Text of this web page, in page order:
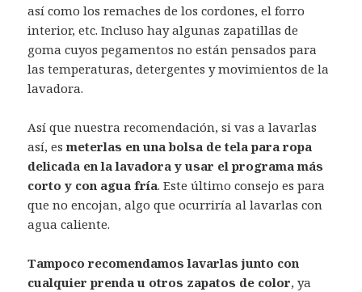
así como los remaches de los cordones, el forro
interior, etc. Incluso hay algunas zapatillas de
goma cuyos pegamentos no están pensados para
las temperaturas, detergentes y movimientos de la
lavadora.
Así que nuestra recomendación, si vas a lavarlas
así, esmeterlas en una bolsa de tela para ropa
delicada en la lavadora y usar el programa más
corto y con agua fría. Este último consejo es para
que no encojan, algo que ocurriría al lavarlas con
agua caliente.
Tampoco recomendamos lavarlas junto con
cualquier prenda u otros zapatos de color, ya